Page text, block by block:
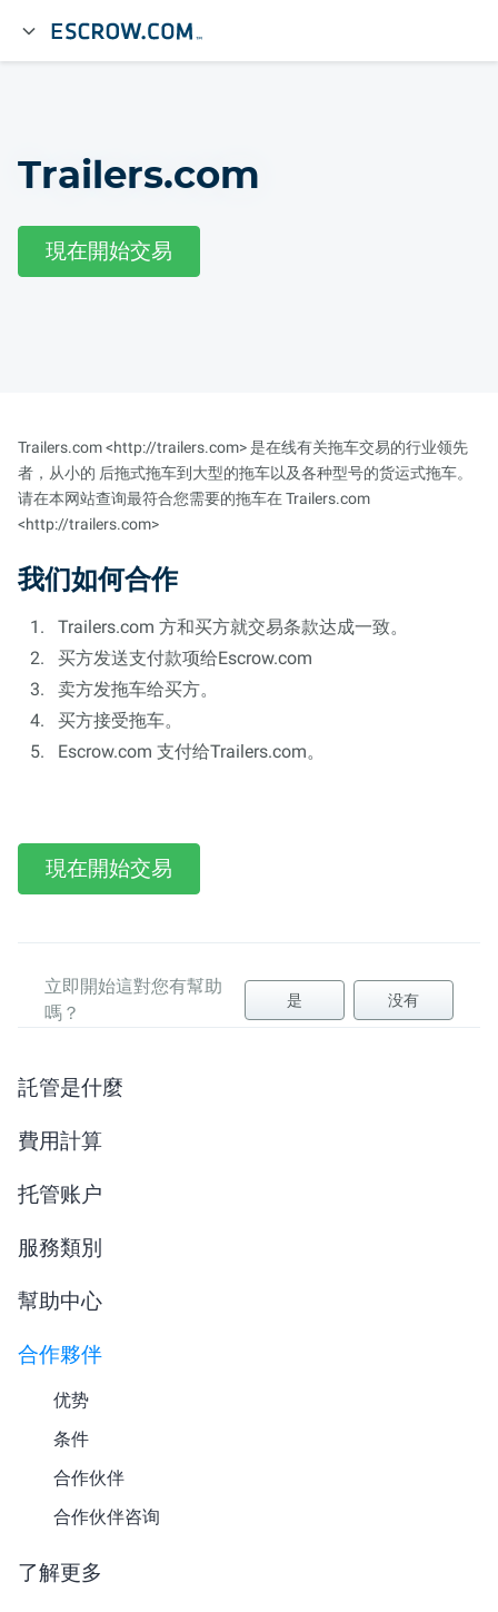
Trailers.com
現在開始交易
Trailers.com <http://trailers.com>是在线有关拖车交易的行业领先
者，从小的 后拖式拖车到大型的拖车以及各种型号的货运式拖车。
请在本网站查询最符合您需要的拖车在Trailers.com
<http://trailers.com>
我们如何合作
Trailers.com 方和买方就交易条款达成一致。
买方发送支付款项给Escrow.com
卖方发拖车给买方。
买方接受拖车。
Escrow.com 支付给Trailers.com。
現在開始交易
立即開始這對您有幫助
嗎？
是 没有
託管是什麼
費用計算
托管账户
服務類別
幫助中心
合作夥伴
优势
条件
合作伙伴
合作伙伴咨询
了解更多